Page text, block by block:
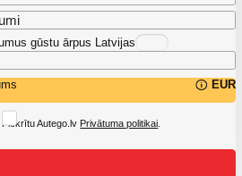
gūstu ārpus Latvijas
EUR
Piekrītu Autego.lv Privātuma politikai